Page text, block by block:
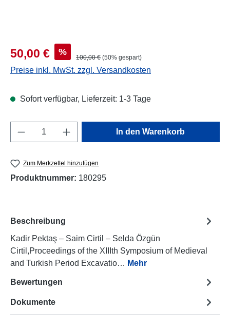
Verkaufspreis:
50,00 € % Regulärer Preis:
100,00 € (50% gespart)
Preise inkl. MwSt. zzgl. Versandkosten
Sofort verfügbar, Lieferzeit: 1-3 Tage
Produkt Anzahl: Gib den gewünschten
In den Warenkorb
Zum Merkzettel hinzufügen
Produktnummer: 180295
Beschreibung
Kadir Pektaş – Saim Cirtil – Selda Özgün
Cirtil,Proceedings of the XIIIth Symposium of Medieval
and Turkish Period Excavatio… Mehr
Bewertungen
Dokumente